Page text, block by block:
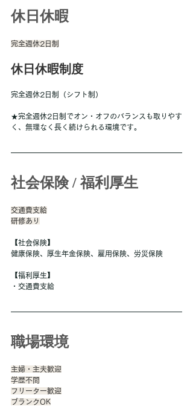
休日休暇
完全週休2日制
休日休暇制度
完全週休2日制（シフト制）
★完全週休2日制でオン・オフのバランスも取りやす
く、無理なく長く続けられる環境です。
社会保険 / 福利厚生
交通費支給
研修あり
【社会保険】
健康保険、厚生年金保険、雇用保険、労災保険
【福利厚生】
・交通費支給
職場環境
主婦・主夫歓迎
学歴不問
フリーター歓迎
ブランクOK